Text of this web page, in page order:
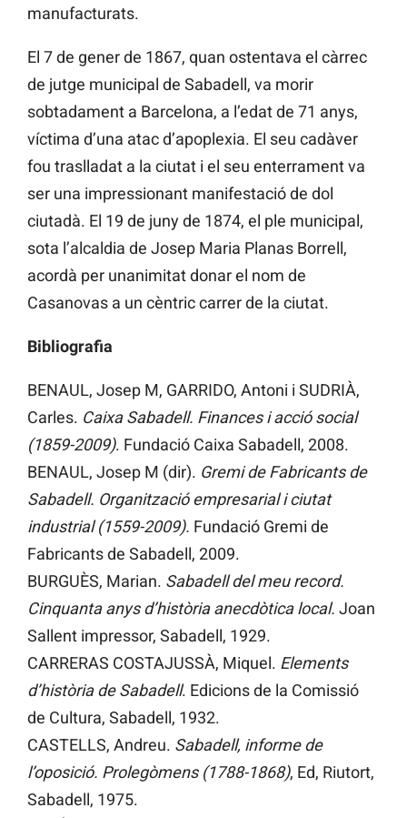
manufacturats.
El 7 de gener de 1867, quan ostentava el càrrec
de jutge municipal de Sabadell, va morir
sobtadament a Barcelona, a l’edat de 71 anys,
víctima d’una atac d’apoplexia. El seu cadàver
fou traslladat a la ciutat i el seu enterrament va
ser una impressionant manifestació de dol
ciutadà. El 19 de juny de 1874, el ple municipal,
sota l’alcaldia de Josep Maria Planas Borrell,
acordà per unanimitat donar el nom de
Casanovas a un cèntric carrer de la ciutat.
Bibliografia
BENAUL, Josep M, GARRIDO, Antoni i SUDRIÀ,
Carles. Caixa Sabadell. Finances i acció social
(1859-2009). Fundació Caixa Sabadell, 2008.
BENAUL, Josep M (dir). Gremi de Fabricants de
Sabadell. Organització empresarial i ciutat
industrial (1559-2009). Fundació Gremi de
Fabricants de Sabadell, 2009.
BURGUÈS, Marian. Sabadell del meu record.
Cinquanta anys d’història anecdòtica local. Joan
Sallent impressor, Sabadell, 1929.
CARRERAS COSTAJUSSÀ, Miquel. Elements
d’història de Sabadell. Edicions de la Comissió
de Cultura, Sabadell, 1932.
CASTELLS, Andreu. Sabadell, informe de
l’oposició. Prolegòmens (1788-1868), Ed, Riutort,
Sabadell, 1975.